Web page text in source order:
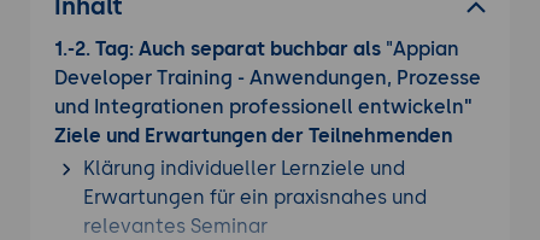
Inhalt
1.-2. Tag: Auch separat buchbar als "Appian
Developer Training - Anwendungen, Prozesse
und Integrationen professionell entwickeln"
Ziele und Erwartungen der Teilnehmenden
Klärung individueller Lernziele und
Erwartungen für ein praxisnahes und
relevantes Seminar